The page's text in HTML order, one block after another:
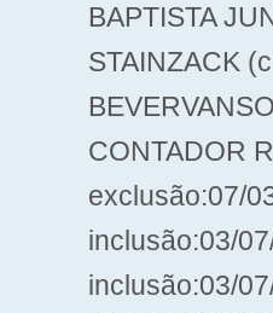
BAPTISTA
STAINZACK
CONTADOR
exclusão:07/
inclusão:03/
inclusão:03/